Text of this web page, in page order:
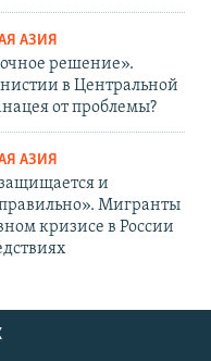
АЗИЯ
решение».
в Центральной
от проблемы?
АЗИЯ
и
правильно». Мигранты
кризисе в России